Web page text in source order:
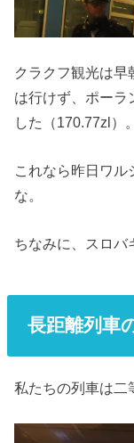
クラクフ観光は早
は行けず、ポーラ
した（170.77zl）。
これなら昨日ワ
な。
ちなみに、スロバ
長距離列車
私たちの列車は二